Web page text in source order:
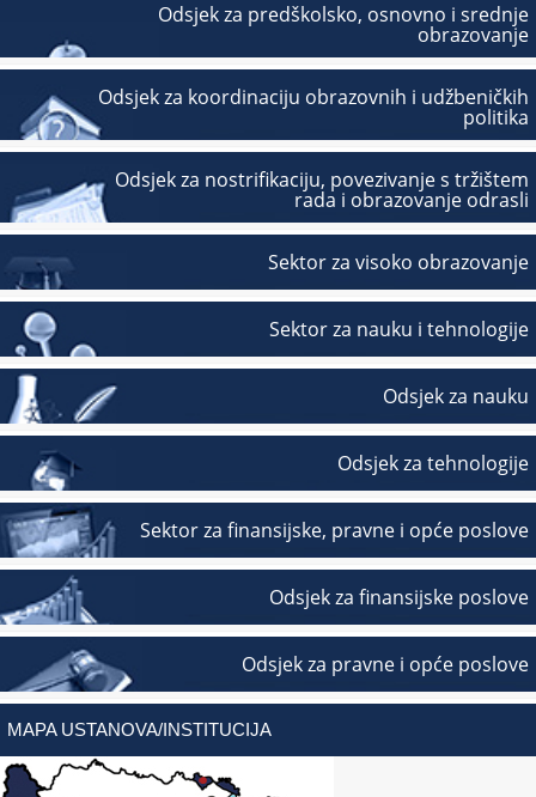
Odsjek za predškolsko, osnovno i srednje
obrazovanje
Odsjek za koordinaciju obrazovnih i udžbeničkih
politika
Odsjek za nostrifikaciju, povezivanje s tržištem
rada i obrazovanje odrasli
Sektor za visoko obrazovanje
Sektor za nauku i tehnologije
Odsjek za nauku
Odsjek za tehnologije
Sektor za finansijske, pravne i opće poslove
Odsjek za finansijske poslove
Odsjek za pravne i opće poslove
MAPA USTANOVA/INSTITUCIJA